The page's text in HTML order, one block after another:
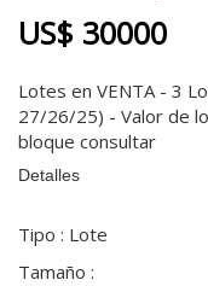
US$ 30000
Lotes en VENTA - 3
27/26/25) - Valor de
bloque consultar
Detalles
Tipo : Lote
Tamaño :